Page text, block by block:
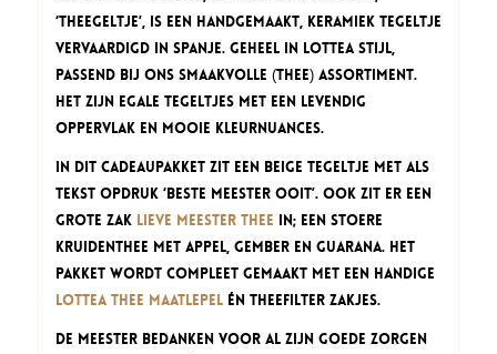
‘THEEgeltje’, is een handgemaakt, keramiek tegeltje
vervaardigd in Spanje. Geheel in Lottea stijl,
passend bij ons smaakvolle (thee) assortiment.
Het zijn egale tegeltjes met een levendig
oppervlak en mooie kleurnuances.
In dit cadeaupakket zit een beige tegeltje met als
tekst opdruk ‘Beste Meester ooit’. Ook zit er een
grote zak Lieve Meester thee in; een stoere
Kruidenthee met appel, gember en guarana. Het
pakket wordt compleet gemaakt met een handige
Lottea Thee maatlepelén theefilter zakjes.
De meester bedanken voor al zijn goede zorgen